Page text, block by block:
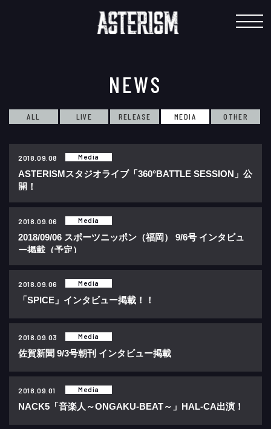
NEWS
ALL LIVE RELEASE MEDIA OTHER
2018.09.08 Media
ASTERISMスタジオライブ「360°BATTLE SESSION」公
開！
2018.09.06 Media
2018/09/06 スポーツニッポン（福岡） 9/6号 インタビュ
ー掲載（予定）
2018.09.06 Media
「SPICE」インタビュー掲載！！
2018.09.03 Media
佐賀新聞 9/3号朝刊 インタビュー掲載
2018.09.01 Media
NACK5「音楽人～ONGAKU-BEAT～」HAL-CA出演！